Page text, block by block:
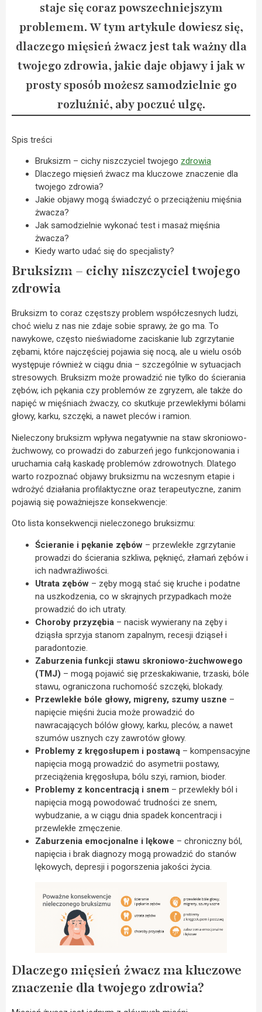
staje się coraz powszechniejszym
problemem. W tym artykule dowiesz się,
dlaczego mięsień żwacz jest tak ważny dla
twojego zdrowia, jakie daje objawy i jak w
prosty sposób możesz samodzielnie go
rozluźnić, aby poczuć ulgę.
Spis treści
Bruksizm – cichy niszczyciel twojego zdrowia
Dlaczego mięsień żwacz ma kluczowe znaczenie dla
twojego zdrowia?
Jakie objawy mogą świadczyć o przeciążeniu mięśnia
żwacza?
Jak samodzielnie wykonać test i masaż mięśnia
żwacza?
Kiedy warto udać się do specjalisty?
Bruksizm – cichy niszczyciel twojego
zdrowia
Bruksizm to coraz częstszy problem współczesnych ludzi,
choć wielu z nas nie zdaje sobie sprawy, że go ma. To
nawykowe, często nieświadome zaciskanie lub zgrzytanie
zębami, które najczęściej pojawia się nocą, ale u wielu osób
występuje również w ciągu dnia – szczególnie w sytuacjach
stresowych. Bruksizm może prowadzić nie tylko do ścierania
zębów, ich pękania czy problemów ze zgryzem, ale także do
napięć w mięśniach żwaczy, co skutkuje przewlekłymi bólami
głowy, karku, szczęki, a nawet pleców i ramion.
Nieleczony bruksizm wpływa negatywnie na staw skroniowo-
żuchwowy, co prowadzi do zaburzeń jego funkcjonowania i
uruchamia całą kaskadę problemów zdrowotnych. Dlatego
warto rozpoznać objawy bruksizmu na wczesnym etapie i
wdrożyć działania profilaktyczne oraz terapeutyczne, zanim
pojawią się poważniejsze konsekwencje:
Oto lista konsekwencji nieleczonego bruksizmu:
Ścieranie i pękanie zębów – przewlekłe zgrzytanie
prowadzi do ścierania szkliwa, pęknięć, złamań zębów i
ich nadwrażliwości.
Utrata zębów – zęby mogą stać się kruche i podatne
na uszkodzenia, co w skrajnych przypadkach może
prowadzić do ich utraty.
Choroby przyzębia – nacisk wywierany na zęby i
dziąsła sprzyja stanom zapalnym, recesji dziąseł i
paradontozie.
Zaburzenia funkcji stawu skroniowo-żuchwowego
(TMJ) – mogą pojawić się przeskakiwanie, trzaski, bóle
stawu, ograniczona ruchomość szczęki, blokady.
Przewlekłe bóle głowy, migreny, szumy uszne –
napięcie mięśni żucia może prowadzić do
nawracających bólów głowy, karku, pleców, a nawet
szumów usznych czy zawrotów głowy.
Problemy z kręgosłupem i postawą – kompensacyjne
napięcia mogą prowadzić do asymetrii postawy,
przeciążenia kręgosłupa, bólu szyi, ramion, bioder.
Problemy z koncentracją i snem – przewlekły ból i
napięcia mogą powodować trudności ze snem,
wybudzanie, a w ciągu dnia spadek koncentracji i
przewlekłe zmęczenie.
Zaburzenia emocjonalne i lękowe – chroniczny ból,
napięcia i brak diagnozy mogą prowadzić do stanów
lękowych, depresji i pogorszenia jakości życia.
Dlaczego mięsień żwacz ma kluczowe
znaczenie dla twojego zdrowia?